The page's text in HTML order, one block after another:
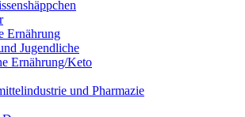
Ernährung
Jugendliche
Ernährung/Keto
und Pharmazie